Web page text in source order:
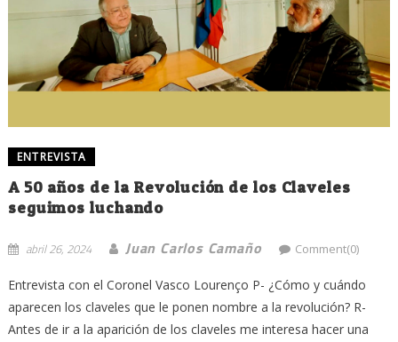
ENTREVISTA
A 50 años de la Revolución de los Claveles
seguimos luchando
abril 26, 2024 Juan Carlos Camaño Comment(0)
Entrevista con el Coronel Vasco Lourenço P- ¿Cómo y cuándo
aparecen los claveles que le ponen nombre a la revolución? R-
Antes de ir a la aparición de los claveles me interesa hacer una